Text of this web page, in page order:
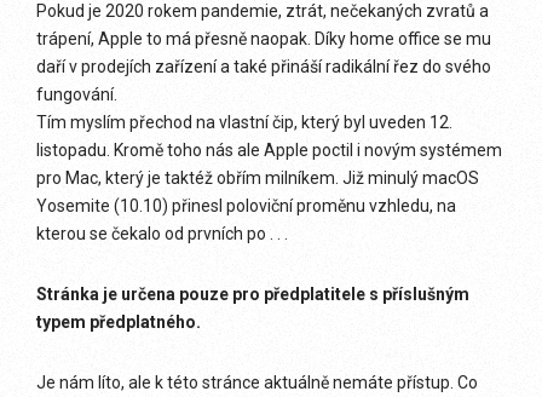
Pokud je 2020 rokem pandemie, ztrát, nečekaných zvratů a
trápení, Apple to má přesně naopak. Díky home office se mu
daří v prodejích zařízení a také přináší radikální řez do svého
fungování.
Tím myslím přechod na vlastní čip, který byl uveden 12.
listopadu. Kromě toho nás ale Apple poctil i novým systémem
pro Mac, který je taktéž obřím milníkem. Již minulý macOS
Yosemite (10.10) přinesl poloviční proměnu vzhledu, na
kterou se čekalo od prvních po . . .
Stránka je určena pouze pro předplatitele s příslušným
typem předplatného.
Je nám líto, ale k této stránce aktuálně nemáte přístup. Co